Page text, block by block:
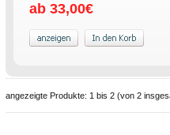
ab 33,00€
angezeigte Produkte: 1 bis 2 (von 2